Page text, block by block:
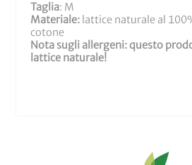
Taglia: M
Materiale: lattice naturale al
cotone
Nota sugli allergeni: questo
lattice naturale!